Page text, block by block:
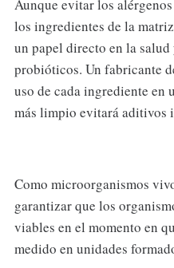
Aunque evitar los
los ingredientes de la
un papel directo en la
probióticos. Un fabricante
uso de cada ingrediente en
más limpio evitará aditivos
Como microorganismos
garantizar que los
viables en el momento en
medido en unidades